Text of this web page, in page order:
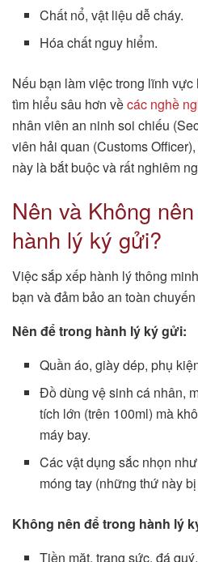
Chất nổ, vật liệu dễ cháy.
Hóa chất nguy hiểm.
Nếu bạn làm việc trong lĩnh
tìm hiểu sâu hơn vềcác nghề
nhân viên an ninh soi chiếu
viên hải quan (Customs
này là bắt buộc và rất nghiêm
Nên và Không
hành lý ký gửi?
Việc sắp xếp hành lý thông
bạn và đảm bảo an toàn chuyến
Nên để trong hành lý ký gửi:
Quần áo, giày dép, phụ
Đồ dùng vệ sinh cá nhân,
tích lớn (trên 100ml) mà
máy bay.
Các vật dụng sắc nhọn
móng tay (những thứ này
Không nên để trong hành lý
Tiền mặt, trang sức, đá quý.